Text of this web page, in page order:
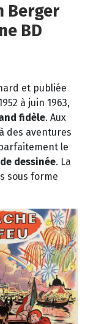
Berger
BD
et publiée
à juin 1963,
fidèle. Aux
des aventures
le
dessinée. La
sous forme